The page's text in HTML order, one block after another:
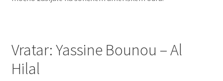
Vratar: Yassine Bounou – Al
Hilal